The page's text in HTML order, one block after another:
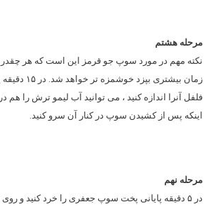
مرحله هشتم
نکته مهم در مورد سوپ جو قرمز این است که هر چقدر
زمان بیشتری
فلفل آنرا اندازه کنید ، می توانید آب لیمو ترش را هم
اینکه پس از کشیدن سوپ در کنار آن سرو کنید.
مرحله نهم
در ۵ دقیقه پایانی پخت سوپ جعفری را خرد کنید و